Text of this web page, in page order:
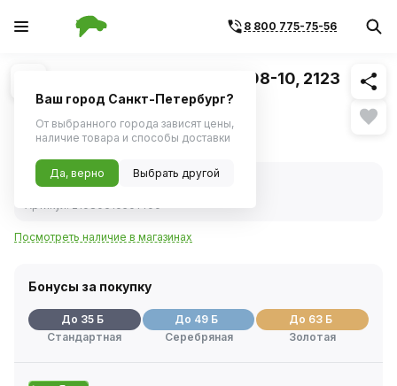
8 800 775-75-56
1/2 Похожие
Замок двери для а/м ВАЗ-2108-10, 2123
наружный правый (ДААЗ)
695 ₽
В наличии
Посмотреть наличие в магазинах
Бонусы за покупку
До 35 Б
Стандартная
До 49 Б
Серебряная
До 63 Б
Золотая
Ваш город Санкт-Петербург?
От выбранного города зависят цены,
наличие товара и способы доставки
Да, верно Выбрать другой